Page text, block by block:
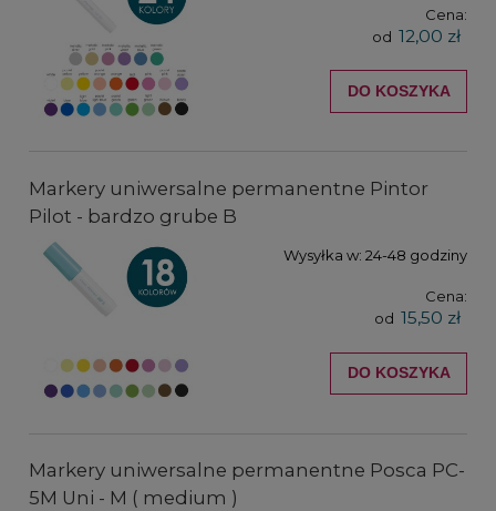
Cena:
od 12,00 zł
DO KOSZYKA
Markery uniwersalne permanentne Pintor
Pilot - bardzo grube B
Wysyłka w: 24-48 godziny
Cena:
od 15,50 zł
DO KOSZYKA
Markery uniwersalne permanentne Posca PC-
5M Uni - M ( medium )